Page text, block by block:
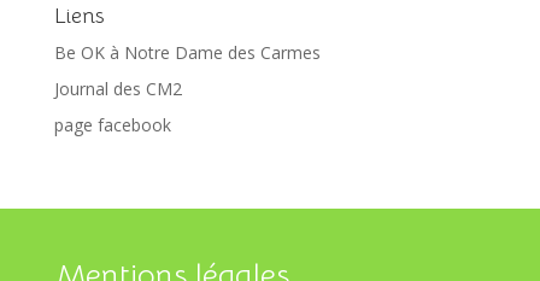
Liens
Be OK à Notre Dame des Carmes
Journal des CM2
page facebook